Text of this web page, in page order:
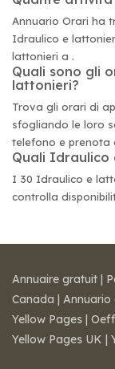
Annuario Orari ha
Idraulico e
lattonieri a .
Quali sono gli
lattonieri?
Trova gli orari di
sfogliando le loro
telefono e prenota
Quali Idraulico
I 30 Idraulico e
controlla
Annuaire gratuit |
Canada | Annuario
Yellow Pages |
Yellow Pages UK |